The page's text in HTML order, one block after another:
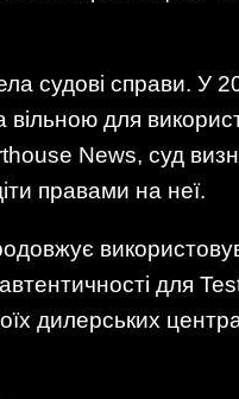
судові справи. У
вільною для
News, суд
правами на неї.
для
дилерських